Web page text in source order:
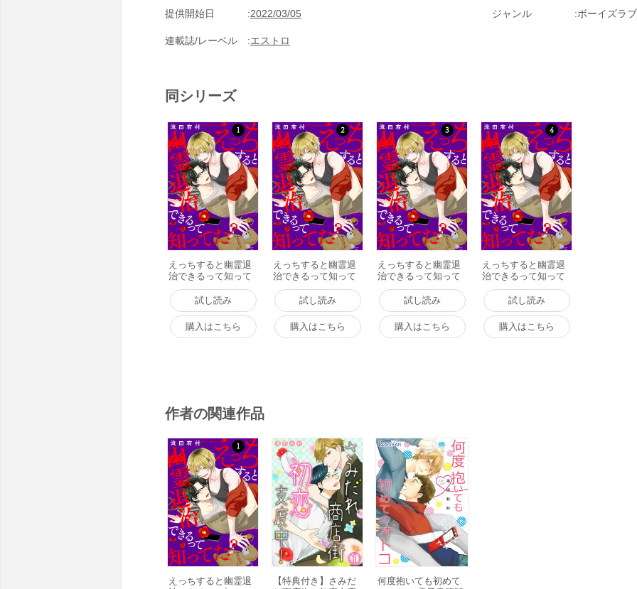
提供開始日 2022/03/05 ジャンル ボーイズラ
連載誌/レーベル エストロ
同シリーズ
えっちすると幽霊退
治できるって知って
た? 【分冊版】 1話
電子書籍版
試し読み
購入はこちら
えっちすると幽霊退
治できるって知って
た? 【分冊版】 2話
電子書籍版
試し読み
購入はこちら
えっちすると幽霊退
治できるって知って
た? 【分冊版】 3話
電子書籍版
試し読み
購入はこちら
えっちすると幽霊退
治できるって知って
た? 【分冊版】 4話
電子書籍版
試し読み
購入はこちら
作者の関連作品
えっちすると幽霊退
【特典付き】さみだ
何度抱いても初めて